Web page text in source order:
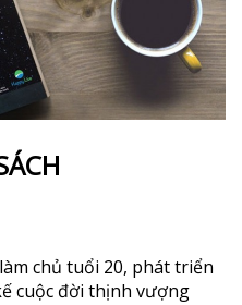
làm chủ tuổi 20, phát triển
cuộc đời thịnh vượng